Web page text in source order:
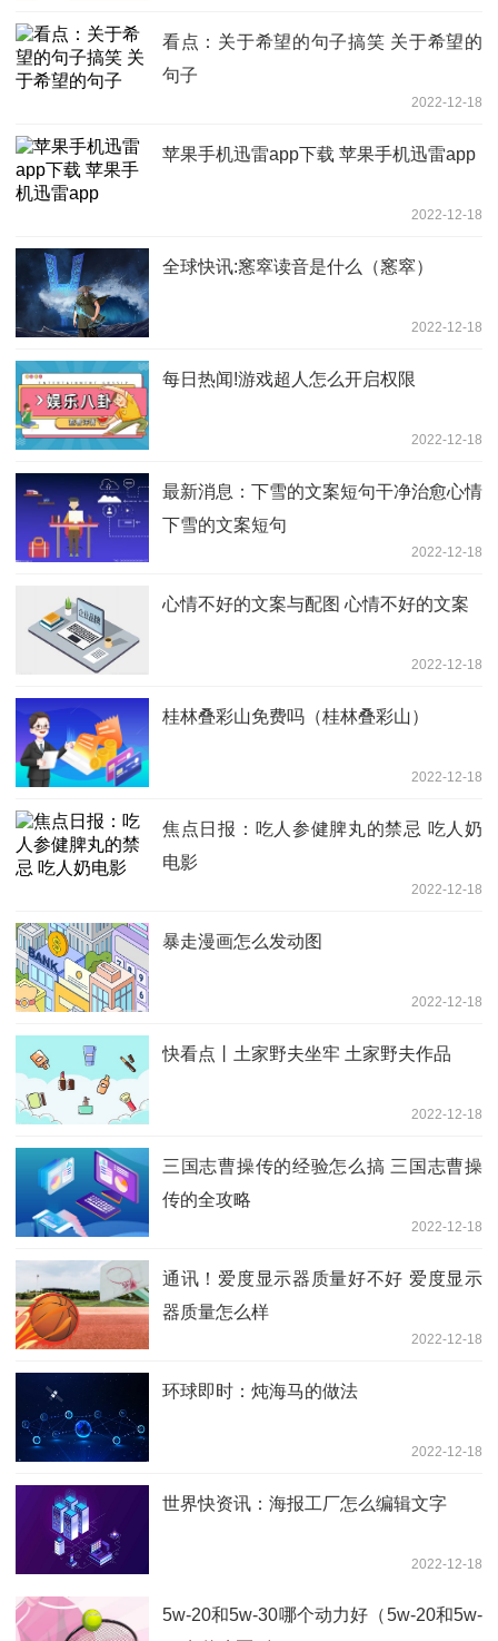
看点：关于希望的句子搞笑 关于希望的
句子
2022-12-18
苹果手机迅雷app下载 苹果手机迅雷app
2022-12-18
全球快讯:窸窣读音是什么（窸窣）
2022-12-18
每日热闻!游戏超人怎么开启权限
2022-12-18
最新消息：下雪的文案短句干净治愈心情
下雪的文案短句
2022-12-18
心情不好的文案与配图 心情不好的文案
2022-12-18
桂林叠彩山免费吗（桂林叠彩山）
2022-12-18
焦点日报：吃人参健脾丸的禁忌 吃人奶
电影
2022-12-18
暴走漫画怎么发动图
2022-12-18
快看点丨土家野夫坐牢 土家野夫作品
2022-12-18
三国志曹操传的经验怎么搞 三国志曹操
传的全攻略
2022-12-18
通讯！爱度显示器质量好不好 爱度显示
器质量怎么样
2022-12-18
环球即时：炖海马的做法
2022-12-18
世界快资讯：海报工厂怎么编辑文字
2022-12-18
5w-20和5w-30哪个动力好（5w-20和5w-